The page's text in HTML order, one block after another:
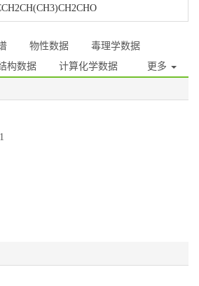
物性数据
毒理学数据
构数据 计算化学数据 更多